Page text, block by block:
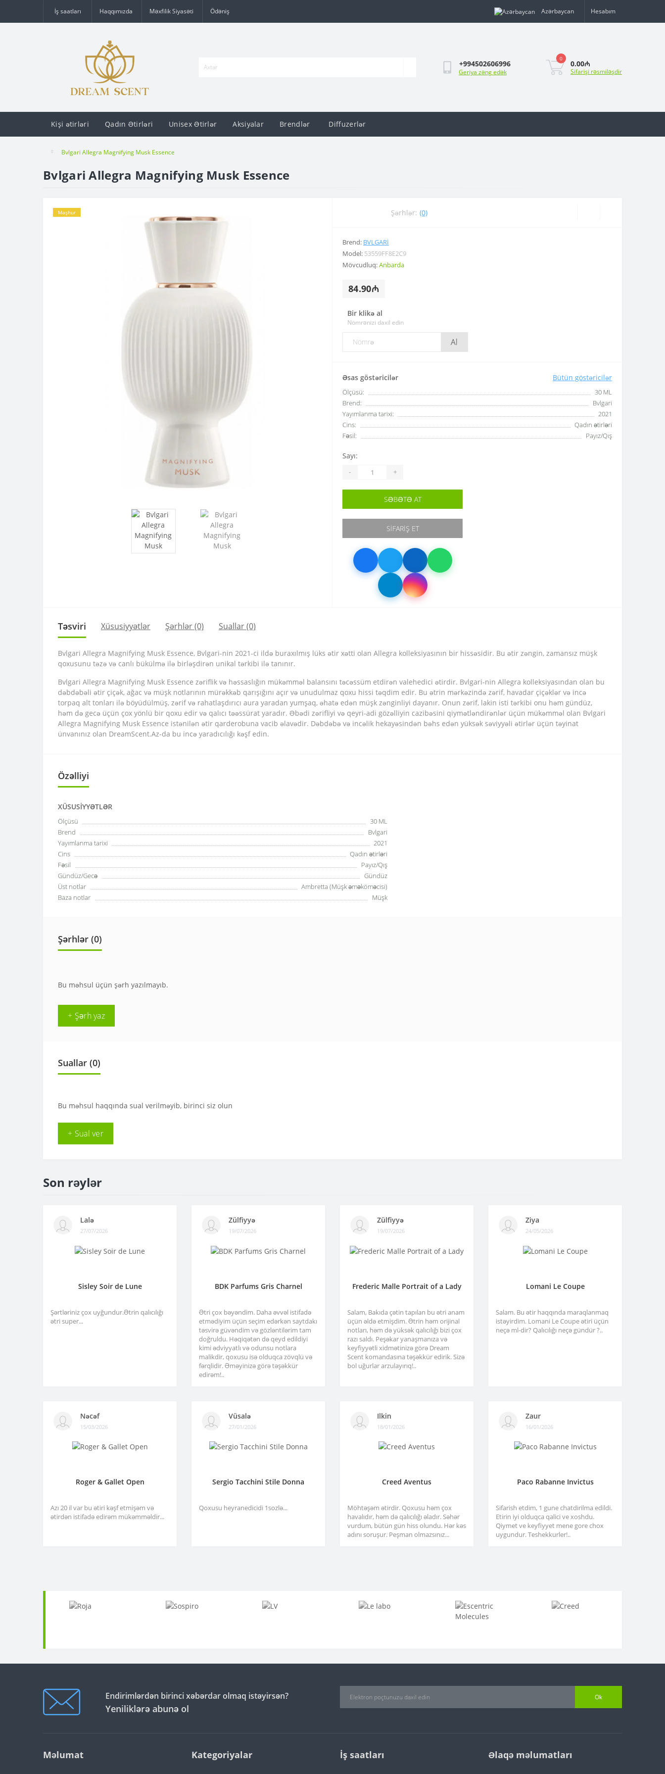
İş saatları Haqqımızda Məxfilik Siyasəti Ödəniş Azərbaycan Hesabım
+994502606996
Geriya zəng edək
0
0.00₼
Sifarişi rəsmiləşdir
Kişi ətirləri Qadın Ətirləri Unisex Ətirlər Aksiyalar Brendlər Diffuzerlər
Bvlgari Allegra Magnifying Musk Essence
Bvlgari Allegra Magnifying Musk Essence
Məşhur Şərhlər: (0)
Brend: BVLGARI
Model: 53559FF8E2C9
Mövcudluq:Anbarda
84.90₼
Bir klikə al
Nömrənizi daxil edin
Al
Əsas göstəricilər Bütün göstəricilər
Ölçüsü:
30 ML
Brend:
Bvlgari
Yayımlanma tarixi:
2021
Cins:
Qadın ətirləri
Fəsil:
Payız/Qış
Sayı:
- +
SƏBƏTƏ AT
SIFARIŞ ET
Təsviri Xüsusiyyətlər Şərhlər (0) Suallar(0)
Bvlgari Allegra Magnifying Musk Essence, Bvlgari-nin 2021-ci ildə buraxılmış lüks ətir xətti olan Allegra kolleksiyasının bir hissəsidir. Bu ətir zəngin, zamansız müşk
qoxusunu təzə və canlı bükülmə ilə birləşdirən unikal tərkibi ilə tanınır.
Bvlgari Allegra Magnifying Musk Essence zəriflik və həssaslığın mükəmməl balansını təcəssüm etdirən valehedici ətirdir. Bvlgari-nin Allegra kolleksiyasından olan bu
dəbdəbəli ətir çiçək, ağac və müşk notlarının mürəkkəb qarışığını açır və unudulmaz qoxu hissi təqdim edir. Bu ətrin mərkəzində zərif, havadar çiçəklər və incə
torpaq alt tonları ilə böyüdülmüş, zərif və rahatlaşdırıcı aura yaradan yumşaq, əhatə edən müşk zənginliyi dayanır. Onun zərif, lakin isti tərkibi onu həm gündüz,
həm də gecə üçün çox yönlü bir qoxu edir və qalıcı təəssürat yaradır. Əbədi zərifliyi və qeyri-adi gözəlliyin cazibəsini qiymətləndirənlər üçün mükəmməl olan Bvlgari
Allegra Magnifying Musk Essence istənilən ətir qarderobuna vacib əlavədir. Dəbdəbə və incəlik hekayəsindən bəhs edən yüksək səviyyəli ətirlər üçün təyinat
ünvanınız olan DreamScent.Az-da bu incə yaradıcılığı kəşf edin.
Özəlliyi
XÜSUSIYYƏTLƏR
Ölçüsü
30 ML
Brend
Bvlgari
Yayımlanma tarixi
2021
Cins
Qadın ətirləri
Fəsil
Payız/Qış
Gündüz/Gecə
Gündüz
Üst notlar
Ambretta (Müşk əməköməcisi)
Baza notlar
Müşk
Şərhlər (0)
Bu məhsul üçün şərh yazılmayıb.
+ Şərh yaz
Suallar (0)
Bu məhsul haqqında sual verilməyib, birinci siz olun
+ Sual ver
Son rəylər
Lalə
27/07/2026
Sisley Soir de Lune
Şərtləriniz çox uyğundur.Ətrin qalıcılığı
ətri super...
Zülfiyyə
19/07/2026
BDK Parfums Gris Charnel
Ətri çox bəyəndim. Daha əvvəl istifadə
etmədiyim üçün seçim edərkən saytdakı
təsvirə güvəndim və gözləntilərim tam
doğruldu. Həqiqətən də qeyd edildiyi
kimi ədviyyatlı və odunsu notlara
malikdir, qoxusu isə olduqca zövqlü və
fərqlidir. Əməyinizə görə təşəkkür
edirəm!..
Zülfiyyə
19/07/2026
Frederic Malle Portrait of a Lady
Salam, Bakıda çətin tapılan bu ətri anam
üçün əldə etmişdim. Ətrin həm orijinal
notları, həm də yüksək qalıcılığı bizi çox
razı saldı. Peşəkar yanaşmanıza və
keyfiyyətli xidmətinizə görə Dream
Scent komandasına təşəkkür edirik. Sizə
bol uğurlar arzulayırıq!..
Ziya
24/05/2026
Lomani Le Coupe
Salam. Bu ətir haqqında maraqlanmaq
istəyirdim. Lomani Le Coupe ətiri üçün
neçə ml-dir? Qalıcılığı neçə gündür ?..
Nəcəf
15/03/2026
Roger & Gallet Open
Azı 20 il var bu ətiri kəşf etmişəm və
ətirdən istifadə edirəm mükəmməldir...
Vüsalə
27/01/2026
Sergio Tacchini Stile Donna
Qoxusu heyranedicidi 1sozlə...
Ilkin
18/01/2026
Creed Aventus
Möhtəşəm ətirdir. Qoxusu həm çox
havalıdır, həm də qalıcılığı əladır. Səhər
vurdum, bütün gün hiss olundu. Hər kəs
adını soruşur. Peşman olmazsınız...
Zaur
16/01/2026
Paco Rabanne Invictus
Sifarish etdim, 1 gune chatdirilma edildi.
Etirin iyi olduqca qalici ve xoshdu.
Qiymet ve keyfiyyet mene gore chox
uygundur. Teshekkurler!..
Endirimlərdən birinci xəbərdar olmaq istəyirsən?
Yeniliklərə abunə ol
Ok
Məlumat Kategoriyalar İş saatları Əlaqə məlumatları